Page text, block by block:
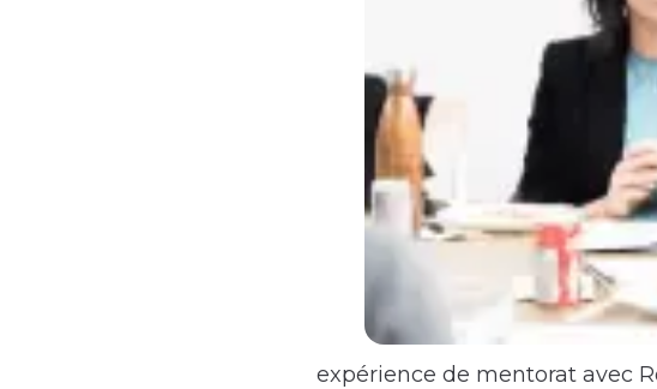
expérience de mentorat avec